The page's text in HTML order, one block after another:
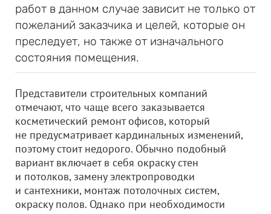
работ в данном случае зависит не только от
пожеланий заказчика и целей, которые он
преследует, но также от изначального
состояния помещения.
Представители строительных компаний
отмечают, что чаще всего заказывается
косметический ремонт офисов, который
не предусматривает кардинальных изменений,
поэтому стоит недорого. Обычно подобный
вариант включает в себя окраску стен
и потолков, замену электропроводки
и сантехники, монтаж потолочных систем,
окраску полов. Однако при необходимости